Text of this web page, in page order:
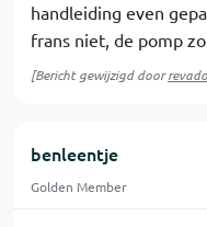
handleiding even
frans niet, de pomp
[Bericht gewijzigd doorrevado
benleentje
Golden Member